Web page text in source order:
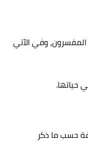
وفي الآتي
حياتها.
حسب ما ذكر